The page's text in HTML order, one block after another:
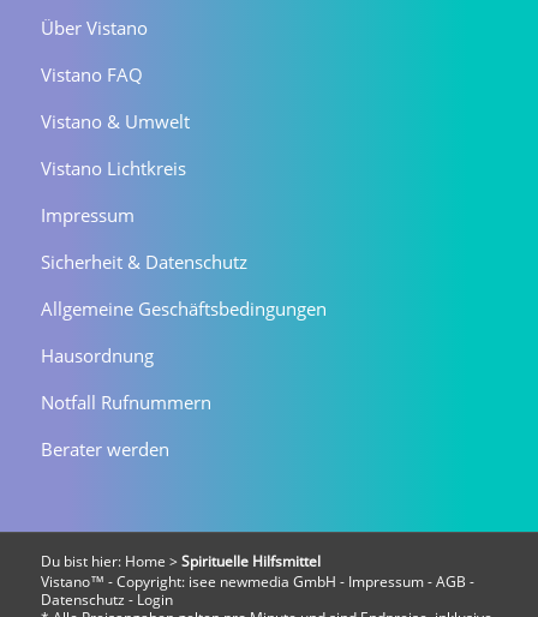
Über Vistano
Vistano FAQ
Vistano & Umwelt
Vistano Lichtkreis
Impressum
Sicherheit & Datenschutz
Allgemeine Geschäftsbedingungen
Hausordnung
Notfall Rufnummern
Berater werden
Du bist hier: Home > Spirituelle Hilfsmittel
Vistano™ - Copyright: isee newmedia GmbH - Impressum-AGB -
Datenschutz - Login